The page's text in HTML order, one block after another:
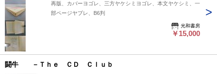
再版、カバーヨゴレ、三方ヤケシミヨゴレ、本文ヤケシミ、一
部ページヤブレ、B6判
光和書房
￥15,000
闘牛 －Ｔｈｅ ＣＤ Ｃｌｕｂ